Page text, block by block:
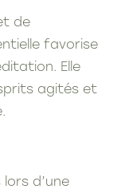
de
favorise
Elle
agités et
d’une